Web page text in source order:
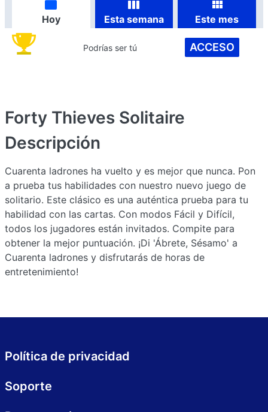
Hoy Esta semana Este mes
Podrías ser tú ACCESO
Forty Thieves Solitaire
Descripción
Cuarenta ladrones ha vuelto y es mejor que nunca. Pon
a prueba tus habilidades con nuestro nuevo juego de
solitario. Este clásico es una auténtica prueba para tu
habilidad con las cartas. Con modos Fácil y Difícil,
todos los jugadores están invitados. Compite para
obtener la mejor puntuación. ¡Di 'Ábrete, Sésamo' a
Cuarenta ladrones y disfrutarás de horas de
entretenimiento!
Política de privacidad
Soporte